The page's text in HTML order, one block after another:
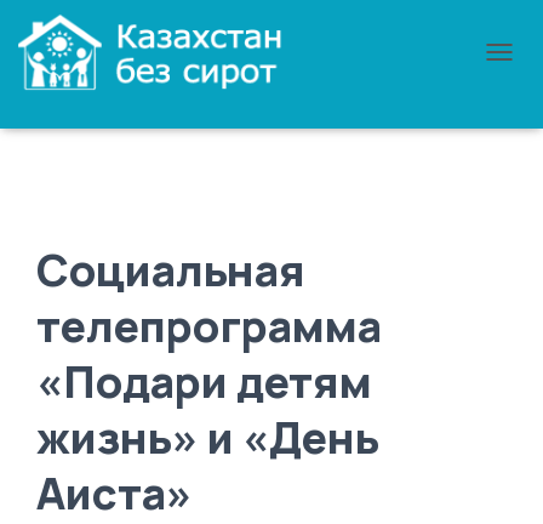
Социальная
телепрограмма
«Подари детям
жизнь» и «День
Аиста»